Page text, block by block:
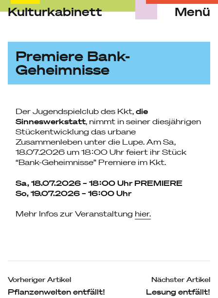
content
Kulturkabinett Menü
Premiere Bank-
Geheimnisse
Der Jugendspielclub des Kkt, die
Sinneswerkstatt, nimmt in seiner diesjährigen
Stückentwicklung das urbane
Zusammenleben unter die Lupe. Am Sa,
18.07.2026 um 18:00 Uhr feiert ihr Stück
“Bank-Geheimnisse” Premiere im Kkt.
Sa, 18.07.2026 – 18:00 Uhr PREMIERE
So, 19.07.2026 – 16:00 Uhr
Mehr Infos zur Veranstaltung hier.
Beitragsnavigation
Vorheriger Artikel
Pflanzenwelten entfällt!
Nächster Artikel
Lesung entfällt!